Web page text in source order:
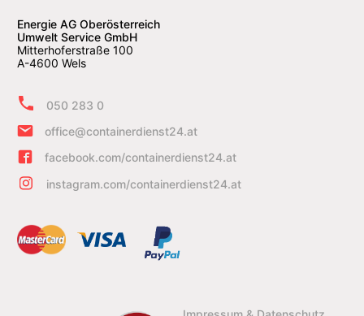
Energie AG Oberösterreich
Umwelt Service GmbH
Mitterhoferstraße 100
A-4600 Wels
050 283 0
office@containerdienst24.at
facebook.com/containerdienst24.at
instagram.com/containerdienst24.at